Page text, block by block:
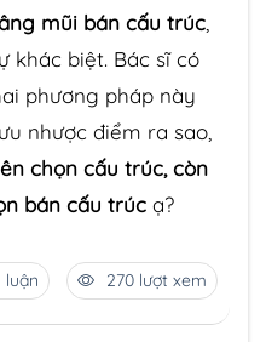
mũi bán cấu trúc
khác biệt. Bác sĩ có
phương pháp này
nhược điểm ra sao,
chọn cấu trúc, còn
bán cấu trúc ạ?
luận 270 lượt xem